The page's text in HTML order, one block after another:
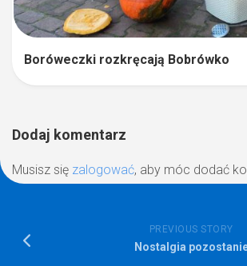
Boróweczki rozkręcają Bobrówko
Dodaj komentarz
Musisz się zalogować, aby móc dodać
PREVIOUS STORY
Nostalgia